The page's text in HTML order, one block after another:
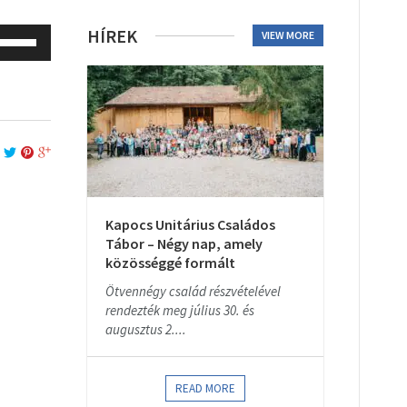
Down
HÍREK VIEW MORE
Kapocs Unitárius Családos
Tábor – Négy nap, amely
közösséggé formált
Ötvennégy család részvételével
rendezték meg július 30. és
augusztus 2....
READ MORE